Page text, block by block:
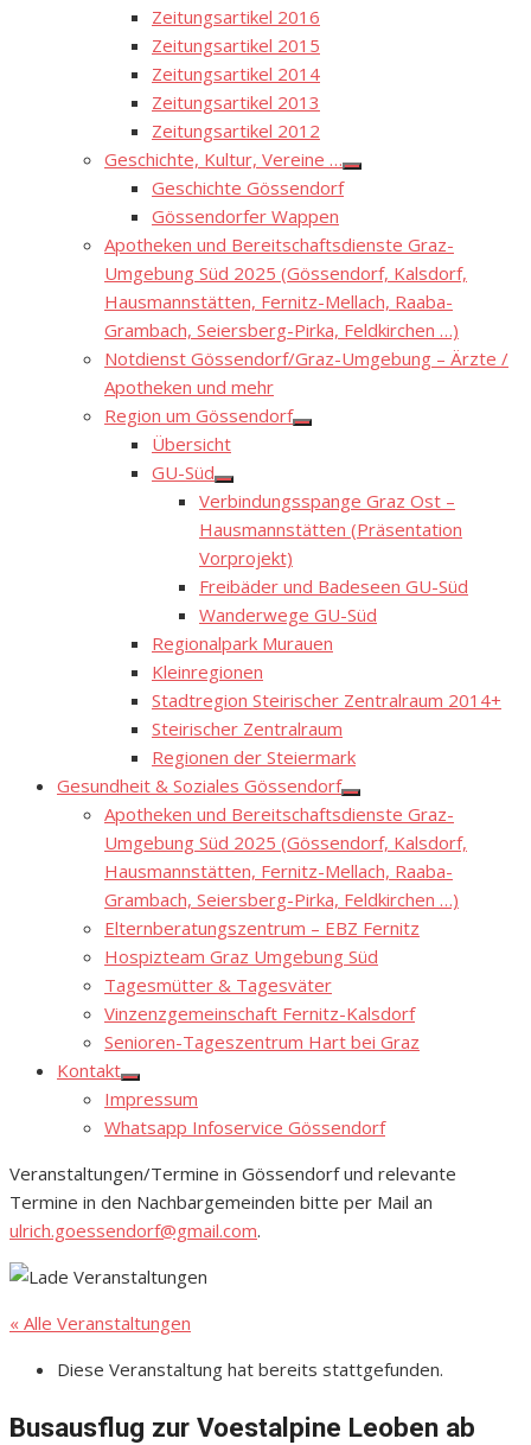
Zeitungsartikel 2016
Zeitungsartikel 2015
Zeitungsartikel 2014
Zeitungsartikel 2013
Zeitungsartikel 2012
Geschichte, Kultur, Vereine …
Show
Geschichte Gössendorf
Gössendorfer Wappen
Apotheken und Bereitschaftsdienste Graz-
Umgebung Süd 2025 (Gössendorf, Kalsdorf,
Hausmannstätten, Fernitz-Mellach, Raaba-
Grambach, Seiersberg-Pirka, Feldkirchen …)
Notdienst Gössendorf/Graz-Umgebung – Ärzte /
Apotheken und mehr
Region um Gössendorf
Show
Übersicht
GU-Süd
Show
sub
menu
Verbindungsspange Graz Ost –
Hausmannstätten (Präsentation
Vorprojekt)
Freibäder und Badeseen GU-Süd
Wanderwege GU-Süd
Regionalpark Murauen
Kleinregionen
Stadtregion Steirischer Zentralraum 2014+
Steirischer Zentralraum
Regionen der Steiermark
Gesundheit & Soziales Gössendorf
Show
sub
menu
Apotheken und Bereitschaftsdienste Graz-
Umgebung Süd 2025 (Gössendorf, Kalsdorf,
Hausmannstätten, Fernitz-Mellach, Raaba-
Grambach, Seiersberg-Pirka, Feldkirchen …)
Elternberatungszentrum – EBZ Fernitz
Hospizteam Graz Umgebung Süd
Tagesmütter & Tagesväter
Vinzenzgemeinschaft Fernitz-Kalsdorf
Senioren-Tageszentrum Hart bei Graz
Kontakt
Show
sub
menu
Impressum
Whatsapp Infoservice Gössendorf
Veranstaltungen/Termine in Gössendorf und relevante
Termine in den Nachbargemeinden bitte per Mail an
ulrich.goessendorf@gmail.com.
« Alle Veranstaltungen
Diese Veranstaltung hat bereits stattgefunden.
Busausflug zur Voestalpine Leoben ab